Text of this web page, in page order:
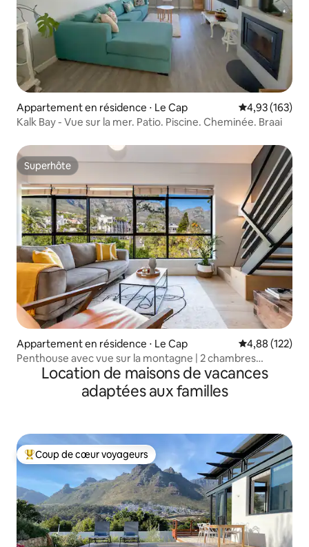
Appartement en résidence ⋅ Le Cap Évaluation
4,93 (163)
Kalk Bay - Vue sur la mer. Patio. Piscine. Cheminée. Braai
Superhôte
Superhôte
Appartement en résidence ⋅ Le Cap Évaluation
4,88 (122)
Penthouse avec vue sur la montagne | 2 chambres
sécurisées, vue et piscine
Location de maisons de vacances
adaptées aux familles
Coups de cœur voyageurs les plus appréciés
Coup de cœur voyageurs